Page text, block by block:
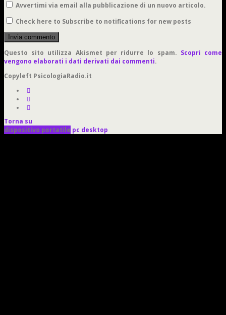
Avvertimi via email alla pubblicazione di un nuovo articolo.
Check here to Subscribe to notifications for new posts
Questo sito utilizza Akismet per ridurre lo spam. Scopri come
vengono elaborati i dati derivati dai commenti.
Copyleft PsicologiaRadio.it
Torna su
dispositivo portatile pc desktop